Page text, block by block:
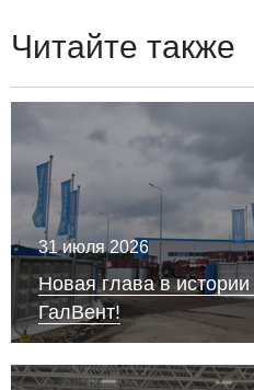
Читайте также
31 июля 2026
Новая глава в
ГалВент!